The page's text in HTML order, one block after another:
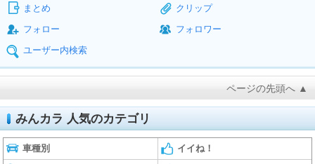
まとめ
クリップ
フォロー
フォロワー
ユーザー内検索
ページの先頭へ ▲
みんカラ 人気のカテゴリ
車種別 イイね！